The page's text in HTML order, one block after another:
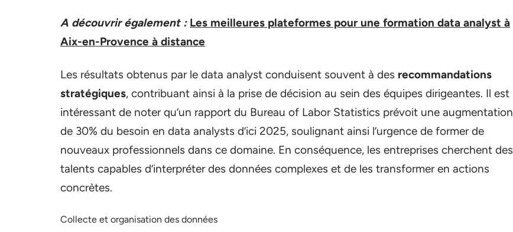
A découvrir également : Les meilleures plateformes pour une formation data analyst à
Aix-en-Provence à distance
Les résultats obtenus par le data analyst conduisent souvent à des recommandations
stratégiques, contribuant ainsi à la prise de décision au sein des équipes dirigeantes. Il est
intéressant de noter qu’un rapport du Bureau of Labor Statistics prévoit une augmentation
de 30% du besoin en data analysts d’ici 2025, soulignant ainsi l’urgence de former de
nouveaux professionnels dans ce domaine. En conséquence, les entreprises cherchent des
talents capables d’interpréter des données complexes et de les transformer en actions
concrètes.
Collecte et organisation des données